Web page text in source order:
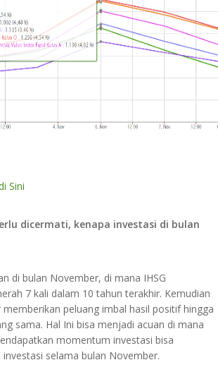
Sini
dicermati, kenapa investasi di bulan
di bulan November, di mana IHSG
7 kali dalam 10 tahun terakhir. Kemudian
peluang imbal hasil positif hingga
sama. Hal Ini bisa menjadi acuan di mana
momentum investasi bisa
selama bulan November.